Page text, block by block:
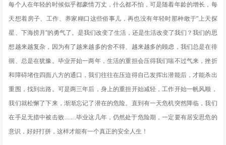
每个人在年轻的时候似乎都豪情万丈，什么都不怕，可是随着年龄的增长，每
天想着房子、工作、养家糊口这些俗事儿，再也没有年轻时那种敢于"上天探
星、下海捞月"的勇气了。是我们改变了生活，还是生活改变了我们？我们的思
想越来越复杂，因为有了越来越多的舍不得、越来越多的顾虑，我们总是在徘
徊、总是在犹豫。毕业开始一两年，生活的重担会压得我们喘不过气来，挫折
和障碍堵住四面八方的通口，我们往往在压迫得自己发挥出潜能后，才能杀出
重围，找到出路。可是两三年后，身上的重担开始减轻，工作开始一帆风顺，
我们就松懈了下来，渐渐忘记了潜在的危险。直到有一天危机突然降临，我们
在手足无措中被击败……毕业这几年，仍然处于危险期，一定要有居安思危的
意识，好好打拼，这样才能有一个真正的安全人生！